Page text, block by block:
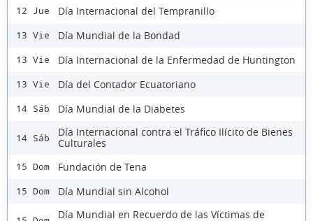
12 Jue Día Internacional del Tempranillo
13 Vie Día Mundial de la Bondad
13 Vie Día Internacional de la Enfermedad de Huntington
13 Vie Día del Contador Ecuatoriano
14 Sáb Día Mundial de la Diabetes
14 Sáb
Día Internacional contra el Tráfico Ilícito de Bienes
Culturales
15 Dom Fundación de Tena
15 Dom Día Mundial sin Alcohol
Día Mundial en Recuerdo de las Víctimas de